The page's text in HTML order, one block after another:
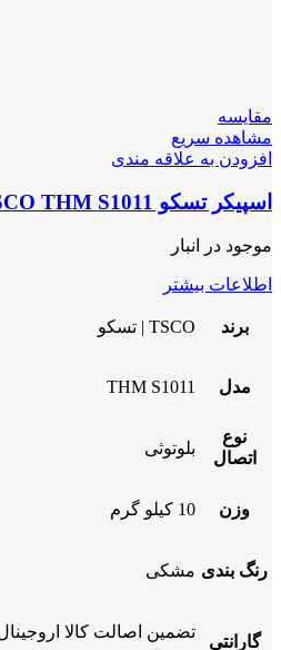
مقایسه
مشاهده سریع
افزودن به علاقه مندی
اسپیکر تسکو SPEAKER TSCO THM S1011
موجود در انبار
اطلاعات بیشتر
برند TSCO | تسکو
مدل THM S1011
نوع
اتصال
بلوتوثی
وزن 10 کیلو گرم
رنگ بندی مشکی
گارانتی
تضمین اصالت کالا